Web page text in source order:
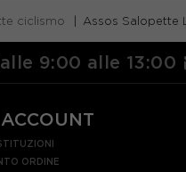
ciclismo Assos Salopette
9:00 alle 13:00
ORDINE